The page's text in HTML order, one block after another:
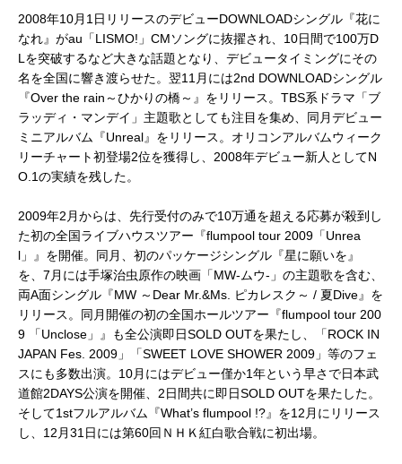
2008年10月1日リリースのデビューDOWNLOADシングル『花に
なれ』がau「LISMO!」CMソングに抜擢され、10日間で100万D
Lを突破するなど大きな話題となり、デビュータイミングにその
名を全国に響き渡らせた。翌11月には2nd DOWNLOADシングル
『Over the rain～ひかりの橋～』をリリース。TBS系ドラマ「ブ
ラッディ・マンデイ」主題歌としても注目を集め、同月デビュー
ミニアルバム『Unreal』をリリース。オリコンアルバムウィーク
リーチャート初登場2位を獲得し、2008年デビュー新人としてN
O.1の実績を残した。
2009年2月からは、先行受付のみで10万通を超える応募が殺到し
た初の全国ライブハウスツアー『flumpool tour 2009「Unrea
l」』を開催。同月、初のパッケージシングル『星に願いを』
を、7月には手塚治虫原作の映画「MW-ムウ-」の主題歌を含む、
両A面シングル『MW ～Dear Mr.&Ms. ピカレスク～ / 夏Dive』を
リリース。同月開催の初の全国ホールツアー『flumpool tour 200
9 「Unclose」』も全公演即日SOLD OUTを果たし、「ROCK IN
JAPAN Fes. 2009」「SWEET LOVE SHOWER 2009」等のフェ
スにも多数出演。10月にはデビュー僅か1年という早さで日本武
道館2DAYS公演を開催、2日間共に即日SOLD OUTを果たした。
そして1stフルアルバム『What’s flumpool !?』を12月にリリース
し、12月31日には第60回ＮＨＫ紅白歌合戦に初出場。